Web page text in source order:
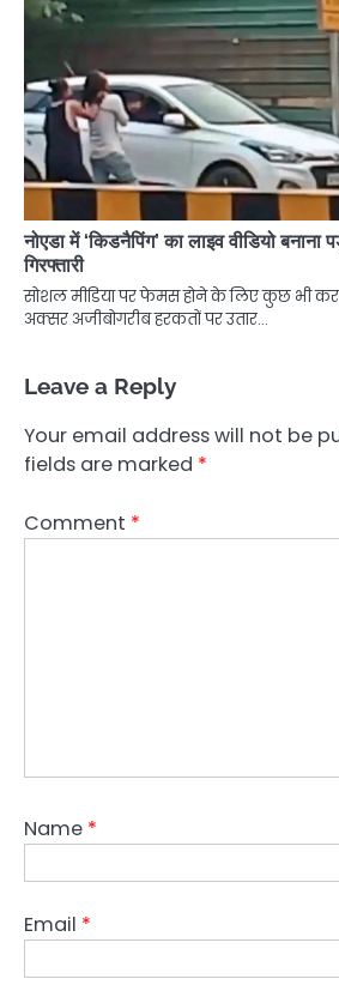
नोएडा में ‘किडनैपिंग’ का लाइव वीडियो बनाना
गिरफ्तारी
सोशल मीडिया पर फेमस होने के लिए कुछ भी
अक्सर अजीबोगरीब हरकतों पर उतार…
Leave a Reply
Your email address will not be
fields are marked *
Comment *
Name *
Email *